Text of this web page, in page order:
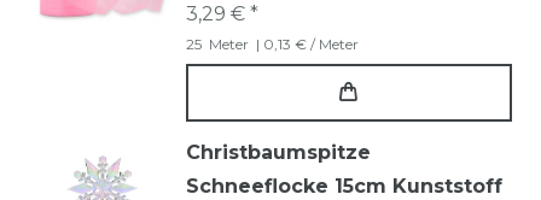
3,29 € *
25 Meter | 0,13 € / Meter
Christbaumspitze
Schneeflocke 15cm Kunststoff